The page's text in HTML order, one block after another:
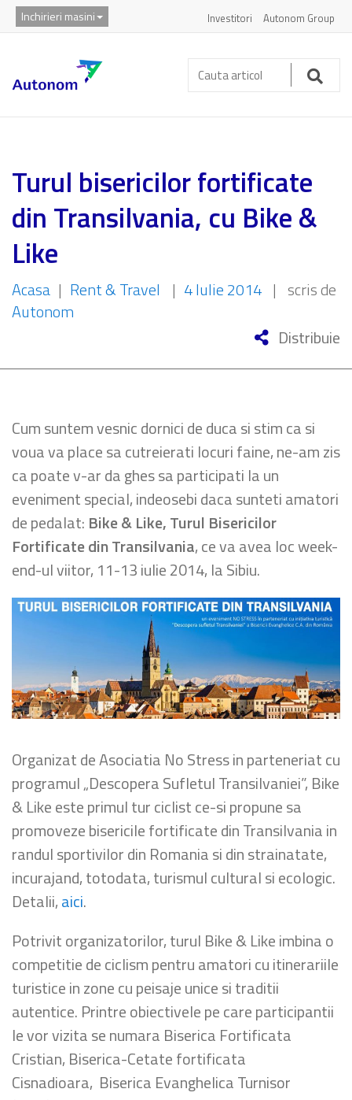
Inchirieri masini Investitori Autonom Group
Cauta
articol:
Turul bisericilor fortificate
din Transilvania, cu Bike &
Like
Acasa | Rent & Travel | 4 Iulie 2014 | scris de
Autonom
Distribuie
Cum suntem vesnic dornici de duca si stim ca si
voua va place sa cutreierati locuri faine, ne-am zis
ca poate v-ar da ghes sa participati la un
eveniment special, indeosebi daca sunteti amatori
de pedalat: Bike & Like, Turul Bisericilor
Fortificate din Transilvania, ce va avea loc week-
end-ul viitor, 11-13 iulie 2014, la Sibiu.
Organizat de Asociatia No Stress in parteneriat cu
programul „Descopera Sufletul Transilvaniei”, Bike
& Like este primul tur ciclist ce-si propune sa
promoveze bisericile fortificate din Transilvania in
randul sportivilor din Romania si din strainatate,
incurajand, totodata, turismul cultural si ecologic.
Detalii,aici.
Potrivit organizatorilor, turul Bike & Like imbina o
competitie de ciclism pentru amatori cu itinerariile
turistice in zone cu peisaje unice si traditii
autentice. Printre obiectivele pe care participantii
le vor vizita se numara Biserica Fortificata
Cristian, Biserica-Cetate fortificata
Cisnadioara, Biserica Evanghelica Turnisor